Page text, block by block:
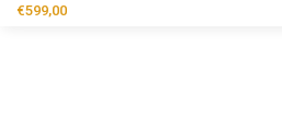
€599,00